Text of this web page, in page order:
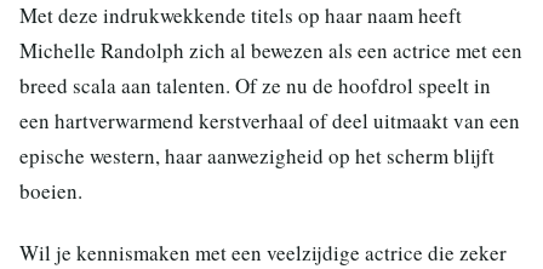
Met deze indrukwekkende titels op haar naam heeft
Michelle Randolph zich al bewezen als een actrice met een
breed scala aan talenten. Of ze nu de hoofdrol speelt in
een hartverwarmend kerstverhaal of deel uitmaakt van een
epische western, haar aanwezigheid op het scherm blijft
boeien.
Wil je kennismaken met een veelzijdige actrice die zeker